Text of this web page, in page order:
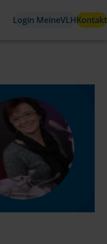
Login MeineVLHKontakt